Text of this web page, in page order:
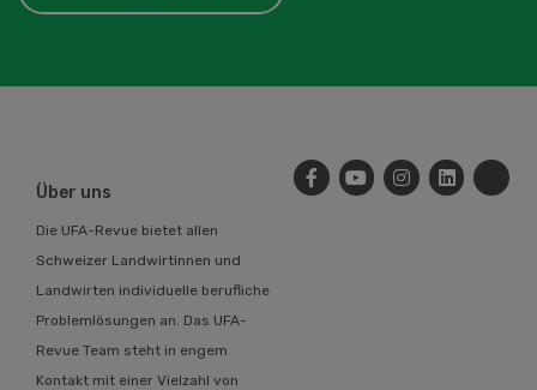
Über uns
Die UFA-Revue bietet allen
Schweizer Landwirtinnen und
Landwirten individuelle berufliche
Problemlösungen an. Das UFA-
Revue Team steht in engem
Kontakt mit einer Vielzahl von